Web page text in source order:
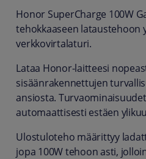
Honor SuperCharge 100W
tehokkaaseen lataustehoon
verkkovirtalaturi.
Lataa Honor-laitteesi
sisäänrakennettujen
ansiosta.
automaattisesti estäen
Ulostuloteho määrittyy
jopa 100W tehoon asti,